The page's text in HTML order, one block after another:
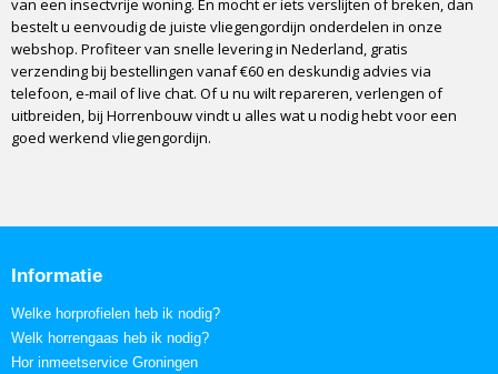
van een insectvrije woning. En mocht er iets verslijten of breken, dan
bestelt u eenvoudig de juiste vliegengordijn onderdelen in onze
webshop. Profiteer van snelle levering in Nederland, gratis
verzending bij bestellingen vanaf €60 en deskundig advies via
telefoon, e-mail of live chat. Of u nu wilt repareren, verlengen of
uitbreiden, bij Horrenbouw vindt u alles wat u nodig hebt voor een
goed werkend vliegengordijn.
Informatie
Welke horprofielen heb ik nodig?
Welk horrengaas heb ik nodig?
Hor inmeetservice Groningen